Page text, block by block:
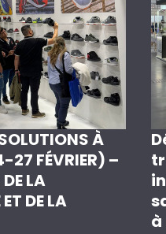
À
27 FÉVRIER) –
LA
DE LA
à